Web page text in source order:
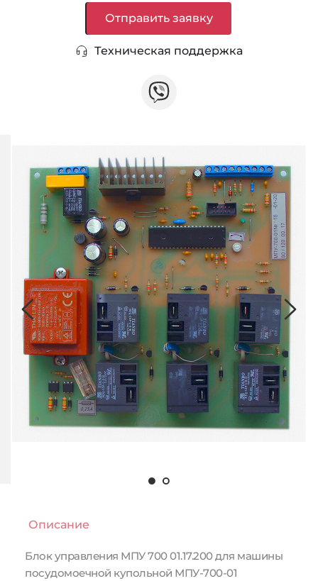
Отправить заявку
Техническая поддержка
Описание
Блок управления МПУ 700 01.17.200 для машины
посудомоечной купольной МПУ-700-01